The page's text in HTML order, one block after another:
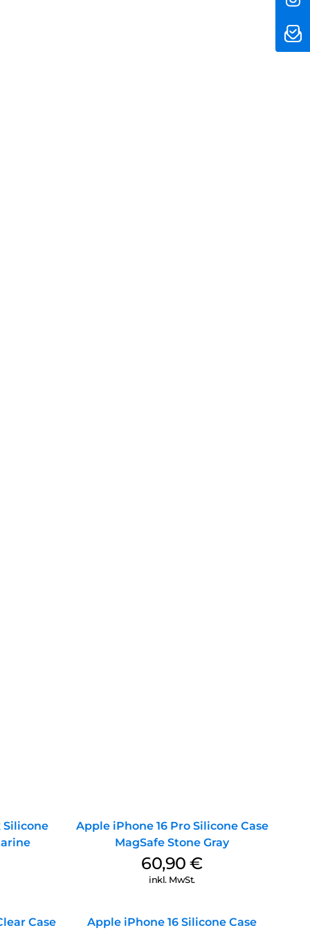
Silicone
Apple iPhone 16 Pro Silicone Case
MagSafe Stone Gray
60,90€
inkl. MwSt.
Case Apple iPhone 16 Silicone Case